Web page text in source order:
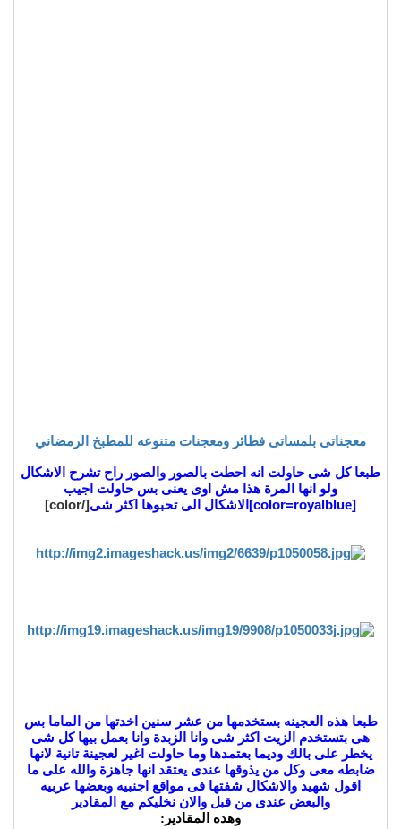
معجناتى بلمساتى فطائر ومعجنات متنوعه للمطبخ الرمضاني
طبعا كل شى حاولت انه احطت بالصور والصور راح تشرح الاشكال
ولو انها المرة هذا مش اوى يعنى بس حاولت اجيب
[color=royalblue]الاشكال الى تحبوها اكثر شى
[/color]
طبعا هذه العجينه بستخدمها من عشر سنين اخدتها من الماما بس
هى بتستخدم الزيت اكثر شى وانا الزبدة وانا بعمل بيها كل شى
يخطر على بالك وديما بعتمدها وما حاولت اغير لعجينة تانية لانها
ضابطه معى وكل من يذوقها عندى يعتقد انها جاهزة والله على ما
اقول شهيد والاشكال شفتها فى مواقع اجنبيه وبعضها عربيه
والبعض عندى من قبل والان نخليكم مع المقادير
وهده المقادير: